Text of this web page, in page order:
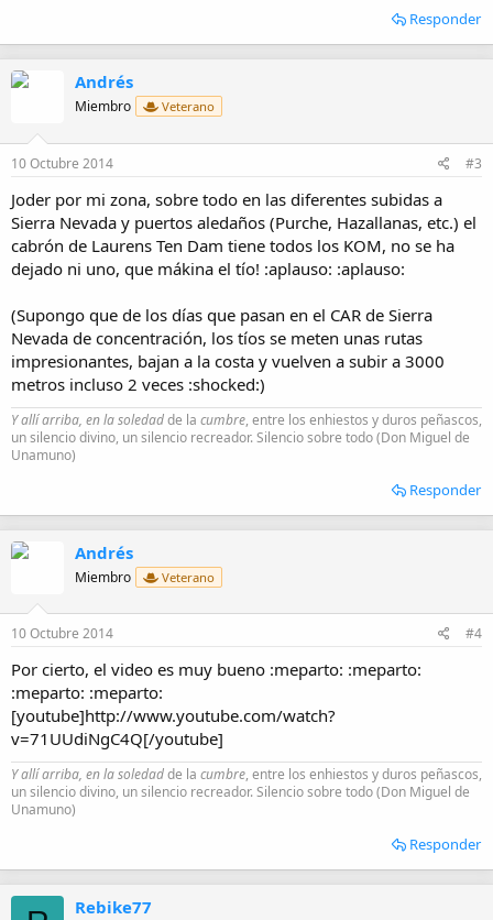
Responder
Andrés
Miembro Veterano
10 Octubre 2014 #3
Joder por mi zona, sobre todo en las diferentes subidas a
Sierra Nevada y puertos aledaños (Purche, Hazallanas, etc.) el
cabrón de Laurens Ten Dam tiene todos los KOM, no se ha
dejado ni uno, que mákina el tío! :aplauso: :aplauso:
(Supongo que de los días que pasan en el CAR de Sierra
Nevada de concentración, los tíos se meten unas rutas
impresionantes, bajan a la costa y vuelven a subir a 3000
metros incluso 2 veces :shocked:)
Y allí arriba, en la soledadde la cumbre, entre los enhiestos y duros peñascos,
un silencio divino, un silencio recreador. Silencio sobre todo (Don Miguel de
Unamuno)
Responder
Andrés
Miembro Veterano
10 Octubre 2014 #4
Por cierto, el video es muy bueno :meparto: :meparto:
:meparto: :meparto:
[youtube]http://www.youtube.com/watch?
v=71UUdiNgC4Q[/youtube]
Y allí arriba, en la soledadde la cumbre, entre los enhiestos y duros peñascos,
un silencio divino, un silencio recreador. Silencio sobre todo (Don Miguel de
Unamuno)
Responder
Rebike77